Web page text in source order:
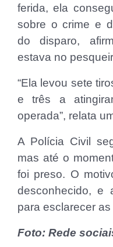
ferida, ela
sobre o crime e
do disparo,
estava no
“Ela levou sete
e três a
operada”, relata
A Polícia Civil
mas até o
foi preso. O
desconhecido, e
para esclarecer
Foto: Rede